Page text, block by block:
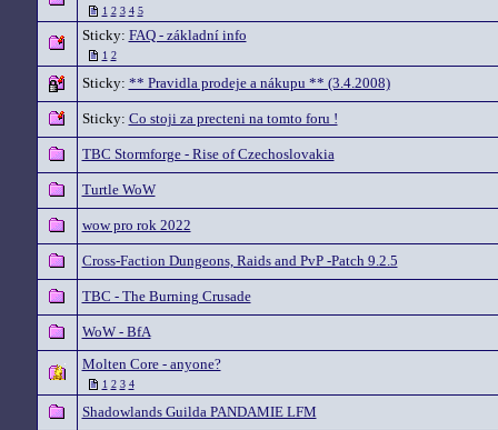
1 2 3 4 5
Sticky: FAQ - základní info
1 2
Sticky: ** Pravidla prodeje a nákupu ** (3.4.2008)
Sticky: Co stoji za precteni na tomto foru !
TBC Stormforge - Rise of Czechoslovakia
Turtle WoW
wow pro rok 2022
Cross-Faction Dungeons, Raids and PvP -Patch 9.2.5
TBC - The Burning Crusade
WoW - BfA
Molten Core - anyone?
1 2 3 4
Shadowlands Guilda PANDAMIE LFM